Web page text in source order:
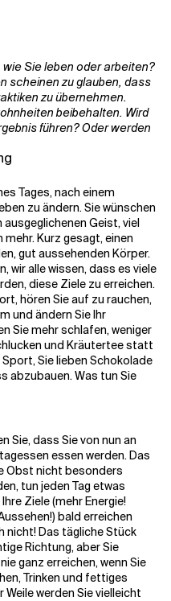
wie Sie leben oder arbeiten?
scheinen zu glauben, dass
zu übernehmen.
beibehalten. Wird
führen? Oder werden
Tages, nach einem
zu ändern. Sie wünschen
ausgeglichenen Geist, viel
Kurz gesagt, einen
gut aussehenden Körper.
wir alle wissen, dass es viele
diese Ziele zu erreichen.
hören Sie auf zu rauchen,
und ändern Sie Ihr
Sie mehr schlafen, weniger
und Kräutertee statt
Sie lieben Schokolade
abzubauen. Was tun Sie
Sie, dass Sie von nun an
essen werden. Das
Obst nicht besonders
tun jeden Tag etwas
Ziele (mehr Energie!
bald erreichen
nicht! Das tägliche Stück
Richtung, aber Sie
ganz erreichen, wenn Sie
Trinken und fettiges
werden Sie vielleicht